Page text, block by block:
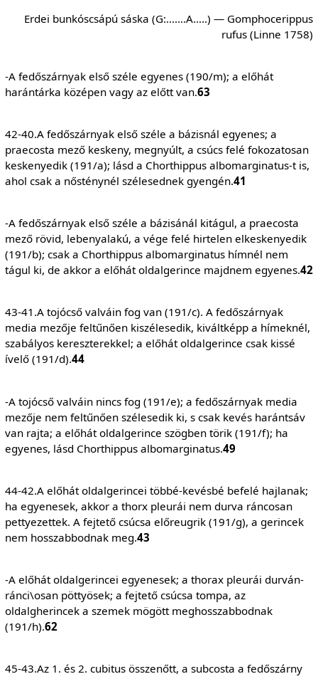
Erdei bunkóscsápú sáska (G:…….A…..) — Gomphocerippus
rufus (Linne 1758)
-A fedőszárnyak első széle egyenes (190/m); a előhát
harántárka középen vagy az előtt van.63
42-40.A fedőszárnyak első széle a bázisnál egyenes; a
praecosta mező keskeny, megnyúlt, a csúcs felé fokozatosan
keskenyedik (191/a); lásd a Chorthippus albomarginatus-t is,
ahol csak a nősténynél szélesednek gyengén.41
-A fedőszárnyak első széle a bázisánál kitágul, a praecosta
mező rövid, lebenyalakú, a vége felé hirtelen elkeskenyedik
(191/b); csak a Chorthippus albomarginatus hímnél nem
tágul ki, de akkor a előhát oldalgerince majdnem egyenes.42
43-41.A tojócső valváin fog van (191/c). A fedőszárnyak
media mezője feltűnően kiszélesedik, kiváltképp a hímeknél,
szabályos kereszterekkel; a előhát oldalgerince csak kissé
ívelő (191/d).44
-A tojócső valváin nincs fog (191/e); a fedőszárnyak media
mezője nem feltűnően szélesedik ki, s csak kevés harántsáv
van rajta; a előhát oldalgerince szögben törik (191/f); ha
egyenes, lásd Chorthippus albomarginatus.49
44-42.A előhát oldalgerincei többé-kevésbé befelé hajlanak;
ha egyenesek, akkor a thorx pleurái nem durva ráncosan
pettyezettek. A fejtető csúcsa előreugrik (191/g), a gerincek
nem hosszabbodnak meg.43
-A előhát oldalgerincei egyenesek; a thorax pleurái durván-
ránci\osan pöttyösek; a fejtető csúcsa tompa, az
oldalgherincek a szemek mögött meghosszabbodnak
(191/h).62
45-43.Az 1. és 2. cubitus összenőtt, a subcosta a fedőszárny